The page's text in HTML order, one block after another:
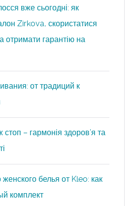
вже сьогодні: як
Zirkova, скористатися
отримати гарантію на
от традиций к
– гармонія здоров’я та
белья от Kleo: как
комплект